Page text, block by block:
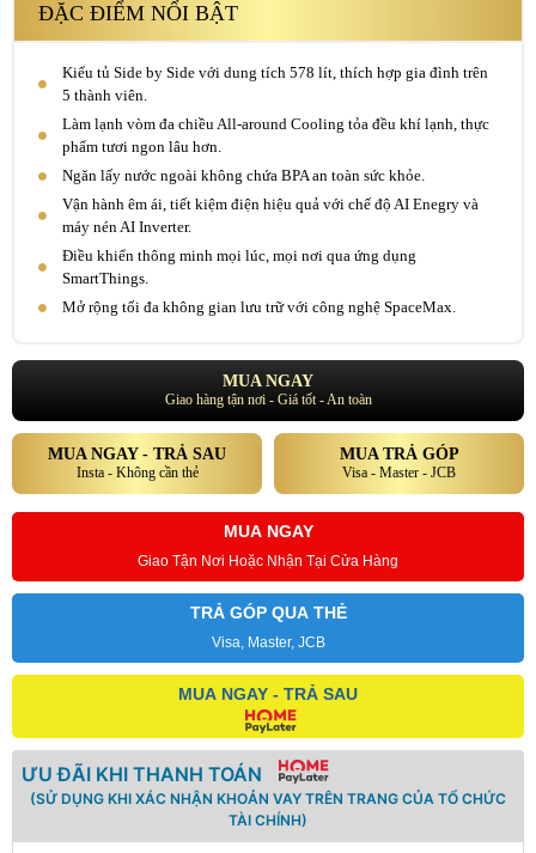
ĐẶC ĐIỂM NỔI BẬT
Kiểu tủ Side by Side với dung tích 578 lít, thích hợp gia đình trên
5 thành viên.
Làm lạnh vòm đa chiều All-around Cooling tỏa đều khí lạnh, thực
phẩm tươi ngon lâu hơn.
Ngăn lấy nước ngoài không chứa BPA an toàn sức khỏe.
Vận hành êm ái, tiết kiệm điện hiệu quả với chế độ AI Enegry và
máy nén AI Inverter.
Điều khiển thông minh mọi lúc, mọi nơi qua ứng dụng
SmartThings.
Mở rộng tối đa không gian lưu trữ với công nghệ SpaceMax.
MUA NGAY
Giao hàng tận nơi - Giá tốt - An toàn
MUA NGAY - TRẢ SAU
Insta - Không cần thẻ
MUA TRẢ GÓP
Visa - Master - JCB
MUA NGAY
Giao Tận Nơi Hoặc Nhận Tại Cửa Hàng
TRẢ GÓP QUA THẺ
Visa, Master, JCB
MUA NGAY - TRẢ SAU
ƯU ĐÃI KHI THANH TOÁN
(SỬ DỤNG KHI XÁC NHẬN KHOẢN VAY TRÊN TRANG CỦA TỔ CHỨC
TÀI CHÍNH)